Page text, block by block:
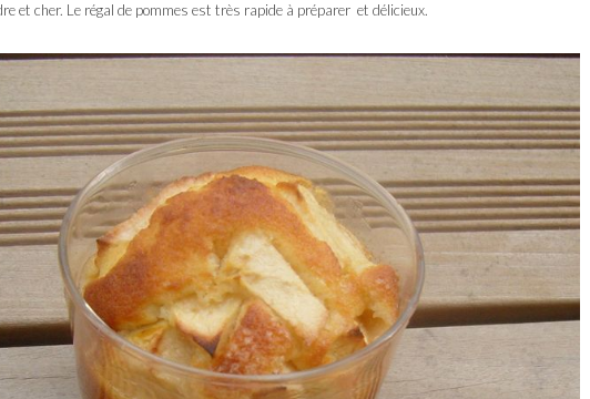
et cher. Le régal de pommes est très rapide à préparer et délicieux.